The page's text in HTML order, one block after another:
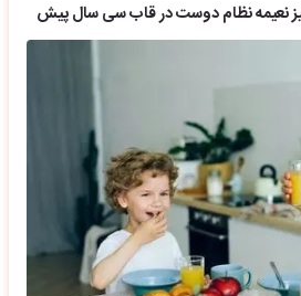
نعیمه نظام دوست در قاب سی سال پیش